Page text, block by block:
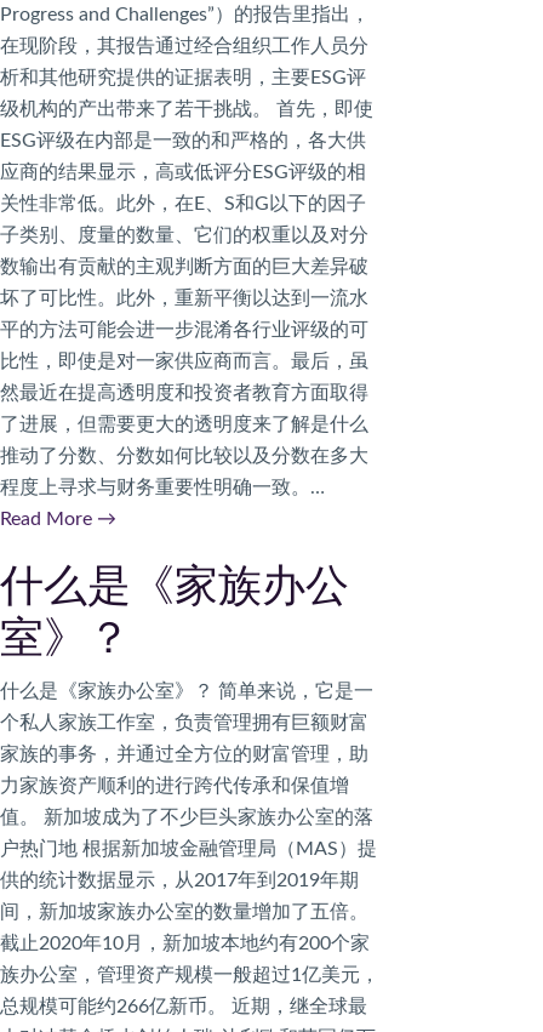
Progress and Challenges”）的报告里指出，
在现阶段，其报告通过经合组织工作人员分
析和其他研究提供的证据表明，主要ESG评
级机构的产出带来了若干挑战。 首先，即使
ESG评级在内部是一致的和严格的，各大供
应商的结果显示，高或低评分ESG评级的相
关性非常低。此外，在E、S和G以下的因子
子类别、度量的数量、它们的权重以及对分
数输出有贡献的主观判断方面的巨大差异破
坏了可比性。此外，重新平衡以达到一流水
平的方法可能会进一步混淆各行业评级的可
比性，即使是对一家供应商而言。最后，虽
然最近在提高透明度和投资者教育方面取得
了进展，但需要更大的透明度来了解是什么
推动了分数、分数如何比较以及分数在多大
程度上寻求与财务重要性明确一致。…
Read More →
什么是《家族办公
室》？
什么是《家族办公室》？ 简单来说，它是一
个私人家族工作室，负责管理拥有巨额财富
家族的事务，并通过全方位的财富管理，助
力家族资产顺利的进行跨代传承和保值增
值。 新加坡成为了不少巨头家族办公室的落
户热⻔地 根据新加坡金融管理局（MAS）提
供的统计数据显示，从2017年到2019年期
间，新加坡家族办公室的数量增加了五倍。
截⽌2020年10⽉，新加坡本地约有200个家
族办公室，管理资产规模一般超过1亿美元，
总规模可能约266亿新币。 近期，继全球最